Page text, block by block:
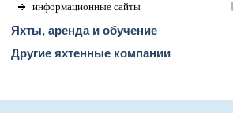
информационные сайты
Яхты, аренда и обучение
Другие яхтенные компании